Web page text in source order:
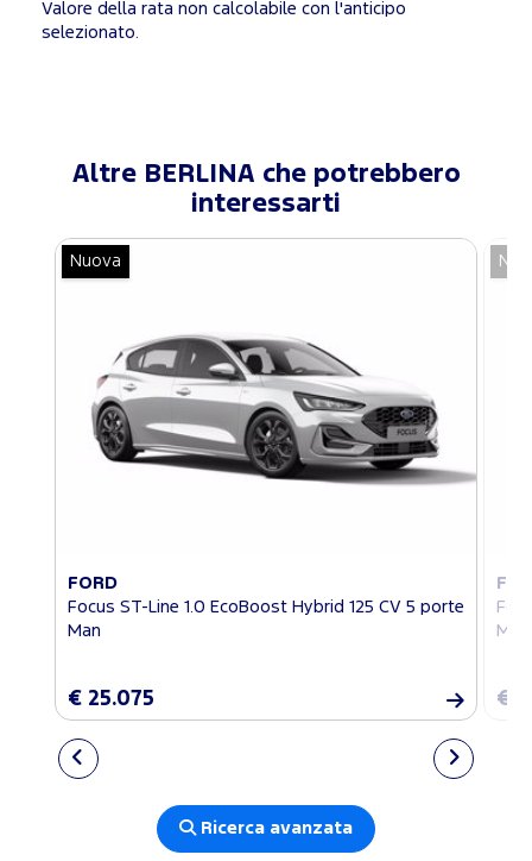
Valore della rata non calcolabile con l'anticipo
selezionato.
Altre BERLINA che potrebbero
interessarti
Nuova
FORD
Focus ST-Line 1.0 EcoBoost Hybrid 125 CV 5 porte
Man
€ 25.075
Man
€
Ricerca avanzata